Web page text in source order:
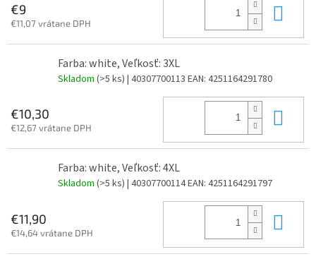
€9
€11,07 vrátane DPH
Farba: white, Veľkosť: 3XL
Skladom (>5 ks) | 40307700113 EAN: 4251164291780
€10,30
€12,67 vrátane DPH
Farba: white, Veľkosť: 4XL
Skladom (>5 ks) | 40307700114EAN: 4251164291797
€11,90
€14,64 vrátane DPH